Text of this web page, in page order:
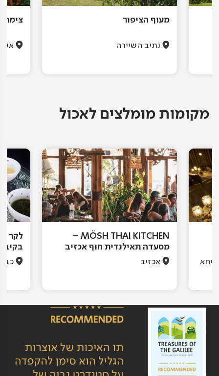
מעוף הציפור
נתיב השיירה
צימר
מקומות מומלצים לאכול
MÖSH THAI KITCHEN –
מסעדה תאילנדית חוף אכזיב
אכזיב
לקר –